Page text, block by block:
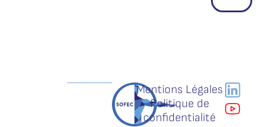
Mentions Légales
Politique de
confidentialité